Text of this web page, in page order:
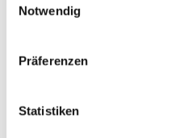
Impressum
Notwendig
Präferenzen
Statistiken
Freitag
Samstag